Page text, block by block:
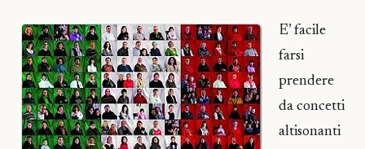
E’ facile
farsi
prendere
da concetti
altisonanti